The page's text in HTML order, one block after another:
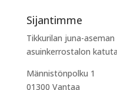
Sijantimme
Tikkurilan juna-
asuinkerrostalon
Männistönpolku 1
01300 Vantaa